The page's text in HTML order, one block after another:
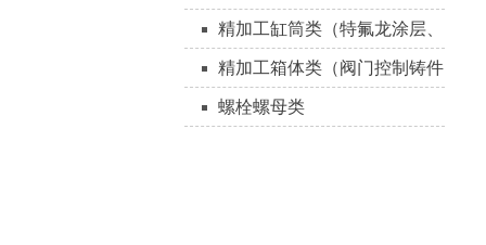
精加工缸筒类（特氟龙涂层、
QPQ表面处理）
精加工箱体类（阀门控制铸件
承压件）
螺栓螺母类